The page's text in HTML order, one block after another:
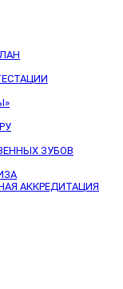
ЗУБОВ
АККРЕДИТАЦИЯ